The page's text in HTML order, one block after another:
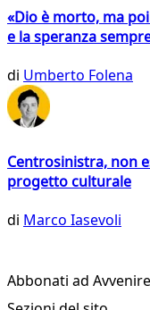
«Dio è morto, ma
e la speranza
di Umberto Folena
Centrosinistra, non
progetto culturale
di Marco Iasevoli
Abbonati ad Avvenire